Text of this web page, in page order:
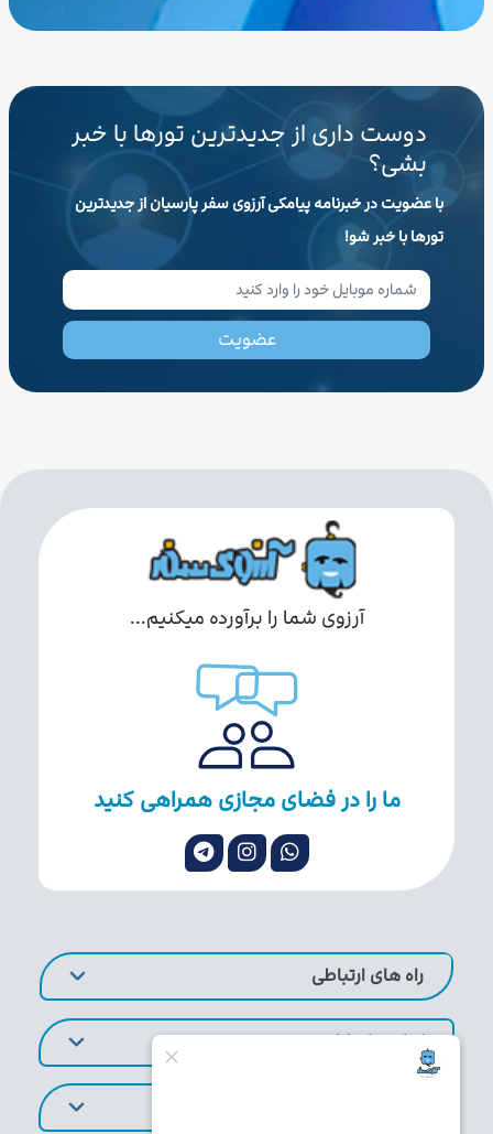
دوست داری از جدیدترین تورها با خبر
بشی؟
با عضویت در خبرنامه پیامکی آرزوی سفر پارسیان از جدیدترین
تورها با خبر شو!
عضویت
آرزوی شما را برآورده میکنیم...
ما را در فضای مجازی همراهی کنید
راه های ارتباطی
لینک های کاربردی